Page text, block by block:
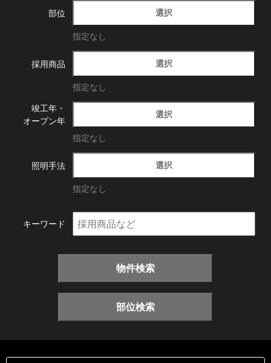
部位 選択
指定なし
採用商品 選択
指定なし
竣工年・
オープン年
選択
指定なし
照明手法 選択
指定なし
キーワード
物件検索
部位検索